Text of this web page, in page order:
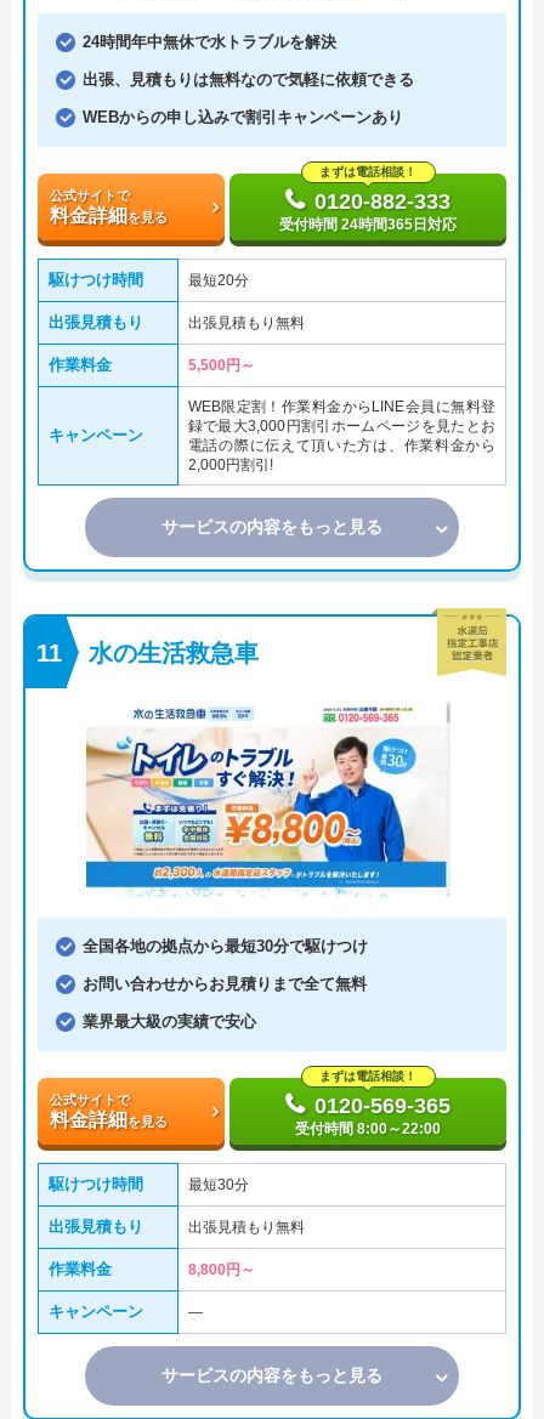
24時間年中無休で水トラブルを解決
出張、見積もりは無料なので気軽に依頼できる
WEBからの申し込みで割引キャンペーンあり
公式サイトで
料金詳細を見る
まずは電話相談！
0120-882-333
受付時間 24時間365日対応
駆けつけ時間 最短20分
出張見積もり 出張見積もり無料
作業料金 5,500円～
キャンペーン
WEB限定割！作業料金からLINE会員に無料登
録で最大3,000円割引ホームページを見たとお
電話の際に伝えて頂いた方は、作業料金から
2,000円割引!
サービスの内容をもっと見る
水の生活救急車
全国各地の拠点から最短30分で駆けつけ
お問い合わせからお見積りまで全て無料
業界最大級の実績で安心
公式サイトで
料金詳細を見る
まずは電話相談！
0120-569-365
受付時間 8:00～22:00
駆けつけ時間 最短30分
出張見積もり 出張見積もり無料
作業料金 8,800円～
キャンペーン ―
サービスの内容をもっと見る